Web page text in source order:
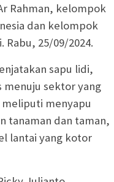
Rahman, kelompok
dan kelompok
Rabu, 25/09/2024.
sapu lidi,
menuju sektor yang
menyapu
tanaman dan taman,
lantai yang kotor